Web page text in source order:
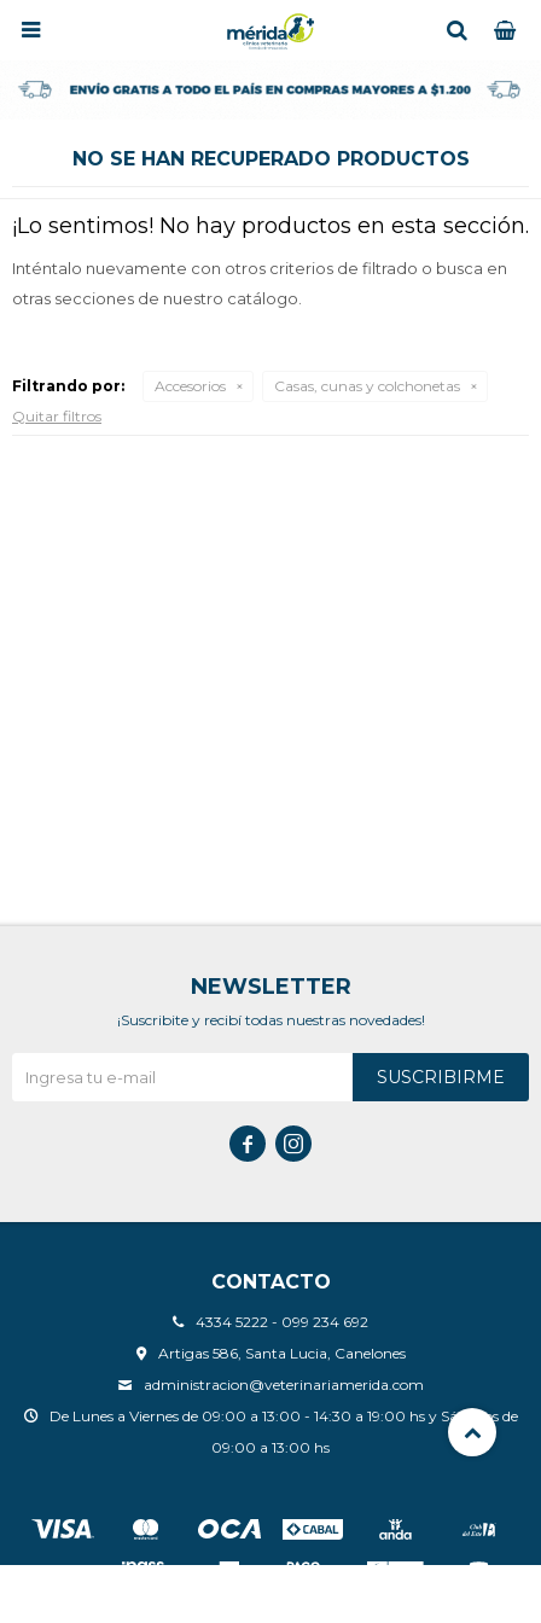

NO SE HAN RECUPERADO PRODUCTOS
¡Lo sentimos! No hay productos en esta sección.
Inténtalo nuevamente con otros criterios de filtrado o busca en
otras secciones de nuestro catálogo.
Filtrando por: Accesorios
Casas, cunas y colchonetas
Quitar filtros
CONTACTO
4334 5222 - 099 234 692
Artigas 586, Santa Lucia, Canelones
administracion@veterinariamerida.com
De Lunes a Viernes de 09:00 a 13:00 - 14:30 a 19:00 hs y Sábados de
09:00 a 13:00 hs
NEWSLETTER
¡Suscribite y recibí todas nuestras novedades!
SUSCRIBIRME
 